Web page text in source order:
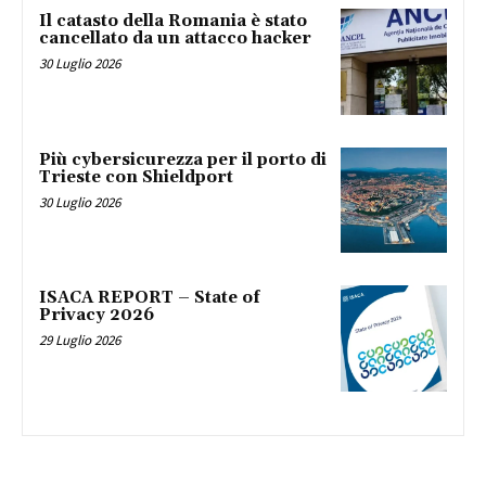
Il catasto della Romania è stato
cancellato da un attacco hacker
30 Luglio 2026
Più cybersicurezza per il porto di
Trieste con Shieldport
30 Luglio 2026
ISACA REPORT – State of
Privacy 2026
29 Luglio 2026